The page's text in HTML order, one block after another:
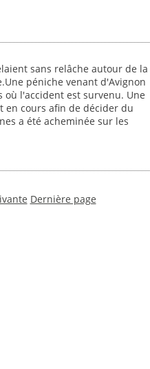
sans relâche autour de la
péniche venant d'Avignon
l'accident est survenu. Une
en cours afin de décider du
a été acheminée sur les
Dernière page